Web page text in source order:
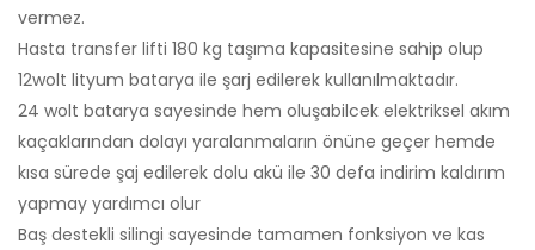
vermez.
Hasta transfer lifti 180 kg taşıma kapasitesine sahip olup
12wolt lityum batarya ile şarj edilerek kullanılmaktadır.
24 wolt batarya sayesinde hem oluşabilcek elektriksel akım
kaçaklarından dolayı yaralanmaların önüne geçer hemde
kısa sürede şaj edilerek dolu akü ile 30 defa indirim kaldırım
yapmay yardımcı olur
Baş destekli silingi sayesinde tamamen fonksiyon ve kas